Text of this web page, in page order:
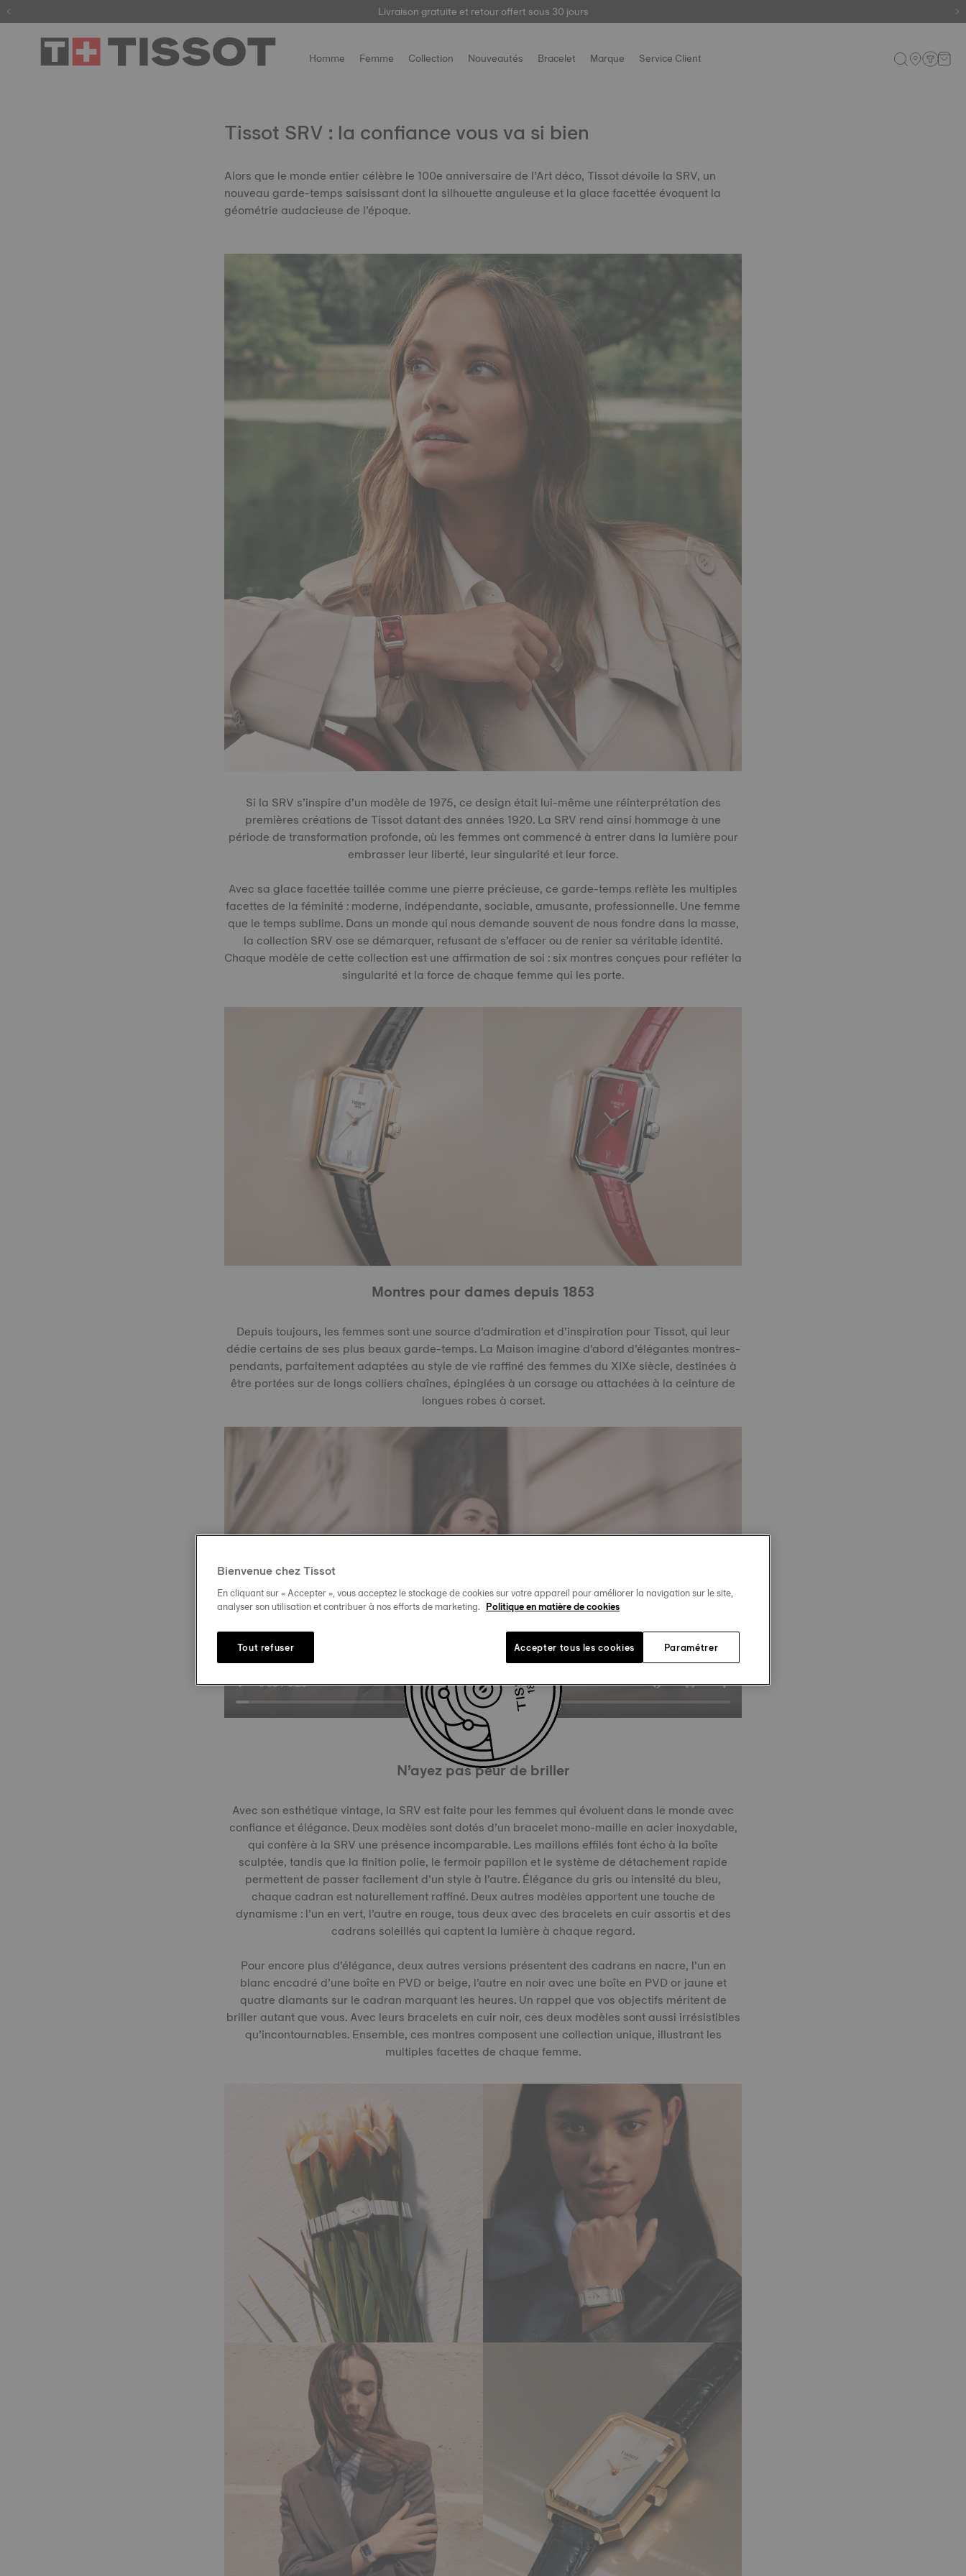
Livraison gratuite et retour offert sous 30 jours
Enregistrez votre montreicipour accéder à vos informations de garantie et plus encore
Homme Femme Collection Nouveautés Bracelet Marque Service Client
Tissot SRV : la confiance vous va si bien
Alors que le monde entier célèbre le 100e anniversaire de l’Art déco, Tissot dévoile la SRV, un
nouveau garde-temps saisissant dont la silhouette anguleuse et la glace facettée évoquent la
géométrie audacieuse de l’époque.
Si la SRV s’inspire d’un modèle de 1975, ce design était lui-même une réinterprétation des
premières créations de Tissot datant des années 1920. La SRV rend ainsi hommage à une
période de transformation profonde, où les femmes ont commencé à entrer dans la lumière pour
embrasser leur liberté, leur singularité et leur force.
Avec sa glace facettée taillée comme une pierre précieuse, ce garde-temps reflète les multiples
facettes de la féminité : moderne, indépendante, sociable, amusante, professionnelle. Une femme
que le temps sublime. Dans un monde qui nous demande souvent de nous fondre dans la masse,
la collection SRV ose se démarquer, refusant de s’effacer ou de renier sa véritable identité.
Chaque modèle de cette collection est une affirmation de soi : six montres conçues pour refléter la
singularité et la force de chaque femme qui les porte.
Montres pour dames depuis 1853
Depuis toujours, les femmes sont une source d’admiration et d’inspiration pour Tissot, qui leur
dédie certains de ses plus beaux garde-temps. La Maison imagine d’abord d’élégantes montres-
pendants, parfaitement adaptées au style de vie raffiné des femmes du XIXe siècle, destinées à
être portées sur de longs colliers chaînes, épinglées à un corsage ou attachées à la ceinture de
longues robes à corset.
N’ayez pas peur de briller
Avec son esthétique vintage, la SRV est faite pour les femmes qui évoluent dans le monde avec
confiance et élégance. Deux modèles sont dotés d’un bracelet mono-maille en acier inoxydable,
qui confère à la SRV une présence incomparable. Les maillons effilés font écho à la boîte
sculptée, tandis que la finition polie, le fermoir papillon et le système de détachement rapide
permettent de passer facilement d’un style à l’autre. Élégance du gris ou intensité du bleu,
chaque cadran est naturellement raffiné. Deux autres modèles apportent une touche de
dynamisme : l’un en vert, l’autre en rouge, tous deux avec des bracelets en cuir assortis et des
cadrans soleillés qui captent la lumière à chaque regard.
Pour encore plus d’élégance, deux autres versions présentent des cadrans en nacre, l’un en
blanc encadré d’une boîte en PVD or beige, l’autre en noir avec une boîte en PVD or jaune et
quatre diamants sur le cadran marquant les heures. Un rappel que vos objectifs méritent de
briller autant que vous. Avec leurs bracelets en cuir noir, ces deux modèles sont aussi irrésistibles
qu’incontournables. Ensemble, ces montres composent une collection unique, illustrant les
multiples facettes de chaque femme.
Bienvenue chez Tissot
En cliquant sur « Accepter », vous acceptez le stockage de cookies sur votre appareil pour améliorer la navigation sur le site,
analyser son utilisation et contribuer à nos efforts de marketing. Politique en matière de cookies
Paramétrer
Tout refuser Accepter tous les cookies